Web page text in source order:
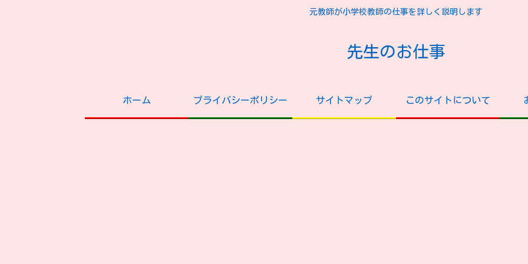
元教師が小学校教師の仕事を詳しく説明します
先生のお仕事
ホーム プライバシーポリシー サイトマップ このサイトについて